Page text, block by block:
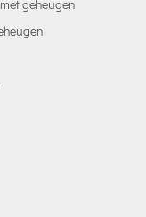
geheugen